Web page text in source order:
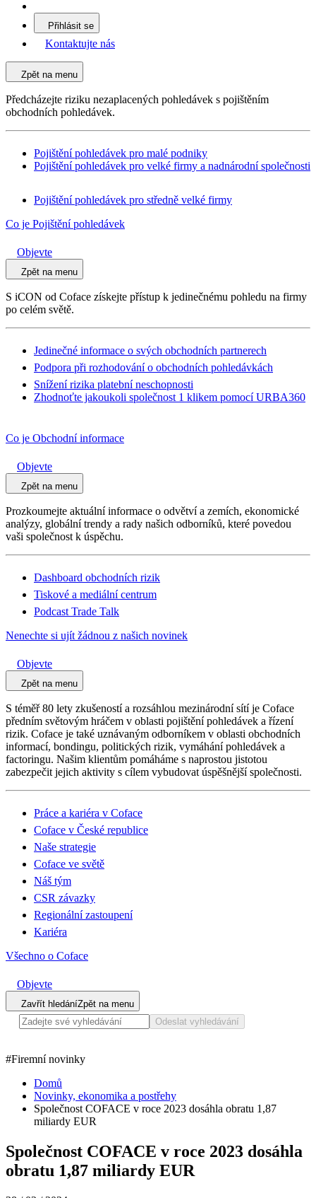
Přihlásit se
Kontaktujte nás
Zpět na menu
Předcházejte riziku nezaplacených pohledávek s pojištěním
obchodních pohledávek.
Pojištění pohledávek pro malé podniky
Pojištění pohledávek pro velké firmy a nadnárodní společnosti
Pojištění pohledávek pro středně velké firmy
Co je Pojištění pohledávek
Objevte
Zpět na menu
S iCON od Coface získejte přístup k jedinečnému pohledu na firmy
po celém světě.
Jedinečné informace o svých obchodních partnerech
Podpora při rozhodování o obchodních pohledávkách
Snížení rizika platební neschopnosti
Zhodnoťte jakoukoli společnost 1 klikem pomocí URBA360
Co je Obchodní informace
Objevte
Zpět na menu
Prozkoumejte aktuální informace o odvětví a zemích, ekonomické
analýzy, globální trendy a rady našich odborníků, které povedou
vaši společnost k úspěchu.
Dashboard obchodních rizik
Tiskové a mediální centrum
Podcast Trade Talk
Nenechte si ujít žádnou z našich novinek
Objevte
Zpět na menu
S téměř 80 lety zkušeností a rozsáhlou mezinárodní sítí je Coface
předním světovým hráčem v oblasti pojištění pohledávek a řízení
rizik. Coface je také uznávaným odborníkem v oblasti obchodních
informací, bondingu, politických rizik, vymáhání pohledávek a
factoringu. Našim klientům pomáháme s naprostou jistotou
zabezpečit jejich aktivity s cílem vybudovat úspěšnější společnosti.
Práce a kariéra v Coface
Coface v České republice
Naše strategie
Coface ve světě
Náš tým
CSR závazky
Regionální zastoupení
Kariéra
Všechno o Coface
Objevte
Zavřít hledáníZpět na menu
Odeslat vyhledávání
#Firemní novinky
Domů
Novinky, ekonomika a postřehy
Společnost COFACE v roce 2023 dosáhla obratu 1,87
miliardy EUR
Společnost COFACE v roce 2023 dosáhla
obratu 1,87 miliardy EUR